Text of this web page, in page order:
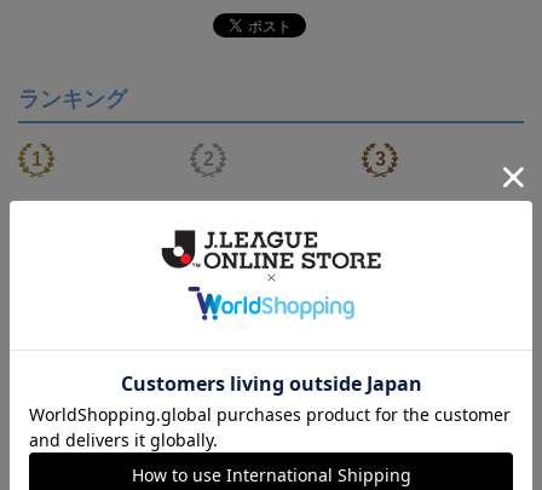
ランキング
【S～4XL】2026/27ユニ
フォーム オーセンティッ
クモデル:FP1st
21,450円～25,950円
会員特典
【S～4XL】2026/27ユニ
フォーム オーセンティッ
クモデル:GK
21,450円～25,950円
会員特典
タオルマフラー
1,760円